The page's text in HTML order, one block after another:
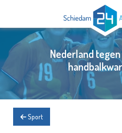
Nederland
Sport